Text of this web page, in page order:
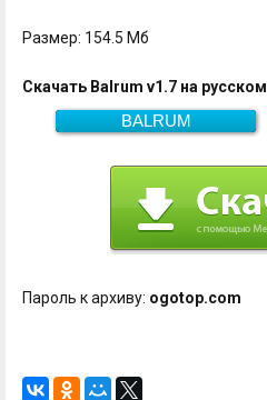
Размер: 154.5 Мб
Скачать Balrum v1.7 на русском
BALRUM
154.5 Мб
Скачать
Пароль к архиву: ogotop.com